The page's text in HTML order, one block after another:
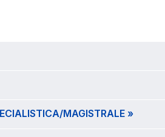
MAGISTRALE »